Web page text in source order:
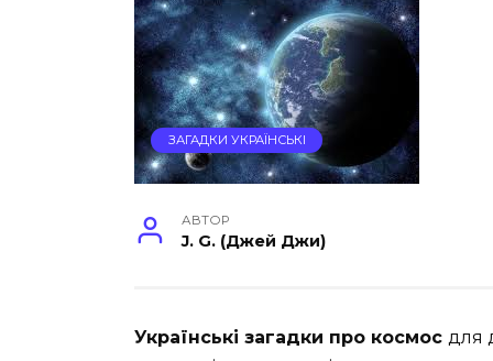
ЗАГАДКИ УКРАЇНСЬКІ
АВТОР
J. G. (Джей Джи)
Українські загадки про космос для